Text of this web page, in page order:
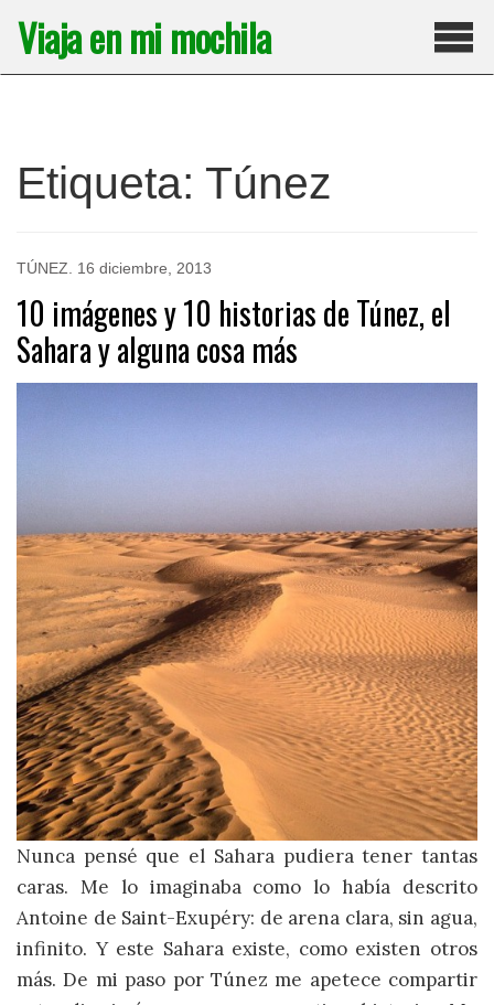
contenido
Viaja en mi mochila
Etiqueta: Túnez
TÚNEZ 16 diciembre, 2013
10 imágenes y 10 historias de Túnez, el
Sahara y alguna cosa más
Nunca pensé que el Sahara pudiera tener tantas
caras. Me lo imaginaba como lo había descrito
Antoine de Saint-Exupéry: de arena clara, sin agua,
infinito. Y este Sahara existe, como existen otros
más. De mi paso por Túnez me apetece compartir